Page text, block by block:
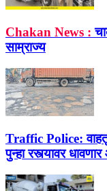
Chakan News :
साम्राज्य
Traffic Police:
पुन्हा रस्त्यावर